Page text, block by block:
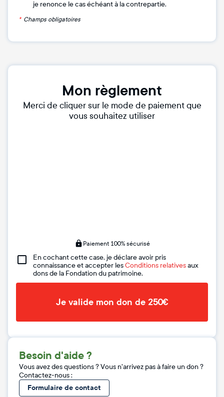
je renonce le cas échéant à la contrepartie.
* Champs obligatoires
Mon règlement
Merci de cliquer sur le mode de paiement que
vous souhaitez utiliser
Paiement 100% sécurisé
En cochant cette case, je déclare avoir pris
connaissance et accepter lesConditions relativesaux
dons de la Fondation du patrimoine.
Je valide mon don de 250€
Besoin d'aide ?
Vous avez des questions ? Vous n'arrivez pas à faire un don ?
Contactez-nous :
Formulaire de contact